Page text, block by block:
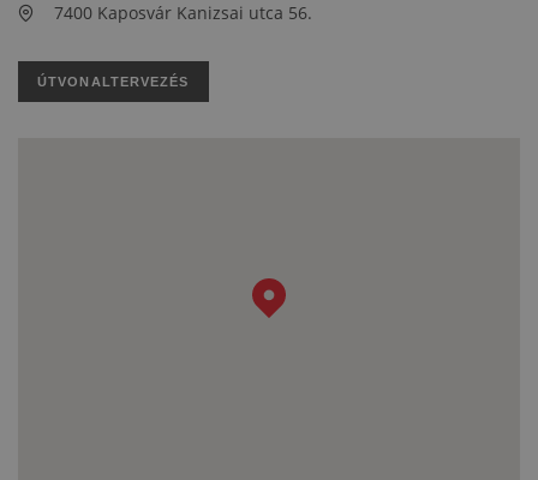
7400 Kaposvár Kanizsai utca 56.
ÚTVONALTERVEZÉS